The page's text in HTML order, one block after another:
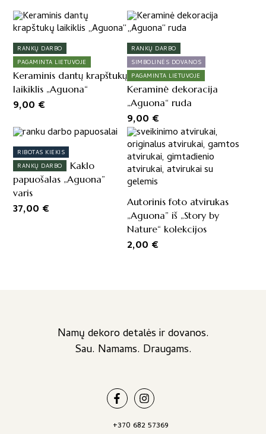
RANKŲ DARBO
PAGAMINTA LIETUVOJE
Keraminis dantų krapštukų
laikiklis „Aguona“
9,00 €
This
product
has
multiple
variants.
The
options
may
chosen
on
the
product
page
RANKŲ DARBO
SIMBOLINĖS DOVANOS
PAGAMINTA LIETUVOJE
Keraminė dekoracija
„Aguona“ ruda
9,00 €
RIBOTAS KIEKIS
RANKŲ DARBO
Kaklo
papuošalas „Aguona”
varis
37,00 €
Autorinis foto atvirukas
„Aguona” iš „Story by
Nature“ kolekcijos
2,00 €
Namų dekoro detalės ir dovanos.
Sau. Namams. Draugams.
+370 682 57369